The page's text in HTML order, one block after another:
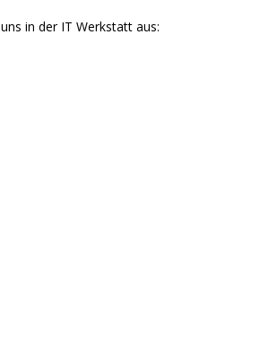
in der IT Werkstatt aus: